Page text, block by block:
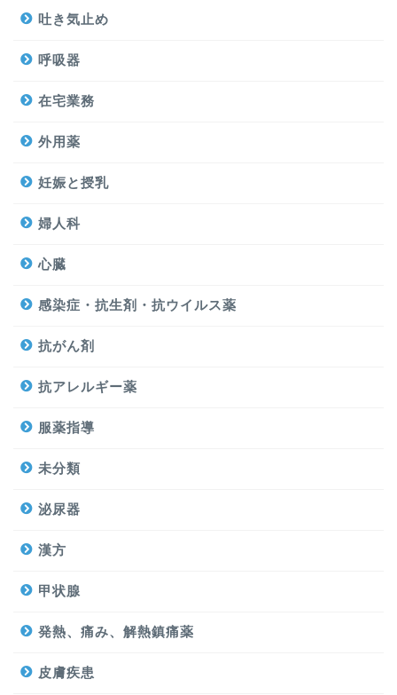
吐き気止め
呼吸器
在宅業務
外用薬
妊娠と授乳
婦人科
心臓
感染症・抗生剤・抗ウイルス薬
抗がん剤
抗アレルギー薬
服薬指導
未分類
泌尿器
漢方
甲状腺
発熱、痛み、解熱鎮痛薬
皮膚疾患